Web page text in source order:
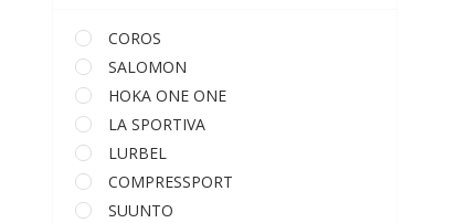
COROS
SALOMON
HOKA ONE ONE
LA SPORTIVA
LURBEL
COMPRESSPORT
SUUNTO